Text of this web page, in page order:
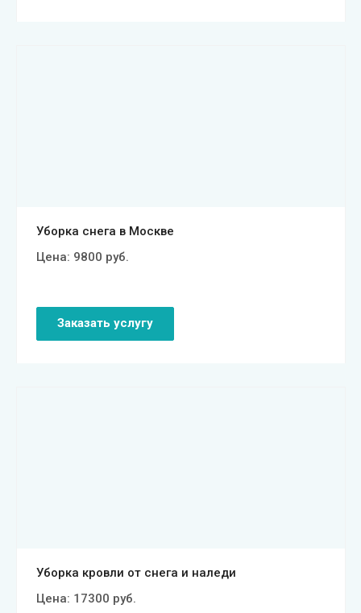
Уборка снега в Москве
Цена: 9800 руб.
Заказать услугу
Уборка кровли от снега и наледи
Цена: 17300 руб.